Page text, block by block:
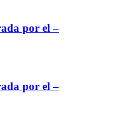
por el –
por el –